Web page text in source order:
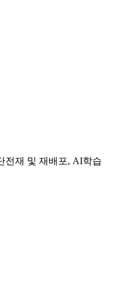
전재 및 재배포, AI학습